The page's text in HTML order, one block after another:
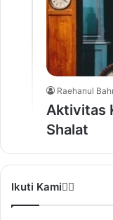
Raehanul
Aktivitas
Shalat
Ikuti Kami❤️‍🔥